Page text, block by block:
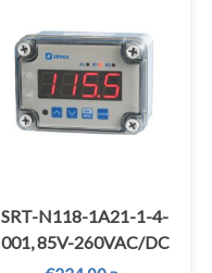
SRT-N118-1A21-1-4-
001, 85V-260VAC/DC